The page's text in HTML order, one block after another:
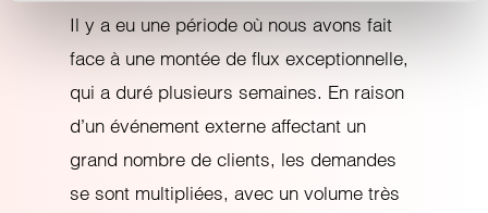
Il y a eu une période où nous avons fait
face à une montée de flux exceptionnelle,
qui a duré plusieurs semaines. En raison
d’un événement externe affectant un
grand nombre de clients, les demandes
se sont multipliées, avec un volume très